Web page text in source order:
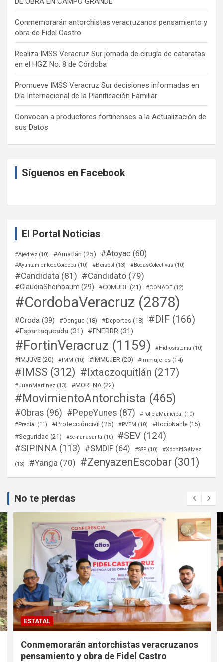
Conmemorarán antorchistas veracruzanos pensamiento y
obra de Fidel Castro
Realiza IMSS Veracruz Sur jornada de cirugía de cataratas
en el HGZ No. 8 de Córdoba
Promueve IMSS Veracruz Sur decisiones informadas en
Día Internacional de la Planificación Familiar
Convocan a productores fortinenses a la Actualización de
sus Datos
Síguenos en Facebook
El Portal Noticias
#Ajedrez (10) #Amatlán (25) #Atoyac (60)
#AyuntamientodeCordoba (10) #Beisbol (13) #BodasColectivas (10)
#Candidata (81) #Candidato (79)
#ClaudiaSheinbaum (29) #COMUDE (21) #CONADE (12)
#CordobaVeracruz (2878)
#Croda (39) #Dengue (18) #Deportes (18) #DIF (166)
#Espartaqueada (31) #FNERRR (31)
#FortinVeracruz (1159) #Hidrosistema (10)
#IMJUVE (20) #IMM (10) #IMMUJER (20) #Immujeres (14)
#IMSS (312) #Ixtaczoquitlán (217)
#JuanMartinez (13) #MORENA (22)
#MovimientoAntorchista (465)
#Obras (96) #PepeYunes (87) #PoliciaMunicipal
(10)
#Predial
(11) #Proteccióncivil (25) #PVEM (10) #RocíoNahle (15)
#Seguridad (21) #Semanasanta (10) #SEV (124)
#SIPINNA (113) #SMDIF (64) #SSP (10) #XóchitlGálvez
(13) #Yanga (70) #ZenyazenEscobar (301)
No te pierdas
ESTATAL
Conmemorarán antorchistas veracruzanos
pensamiento y obra de Fidel Castro